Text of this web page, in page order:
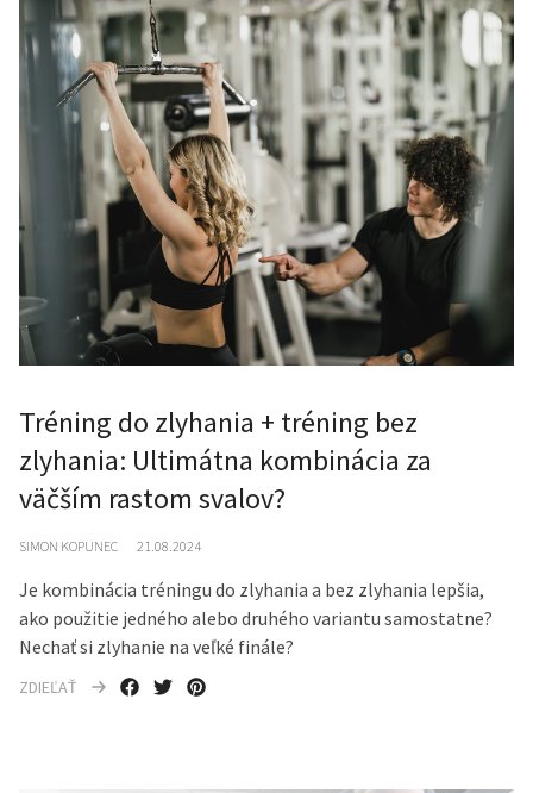
Tréning do zlyhania + tréning bez
zlyhania: Ultimátna kombinácia za
väčším rastom svalov?
SIMON KOPUNEC 21.08.2024
Je kombinácia tréningu do zlyhania a bez zlyhania lepšia,
ako použitie jedného alebo druhého variantu samostatne?
Nechať si zlyhanie na veľké finále?
ZDIEĽAŤ